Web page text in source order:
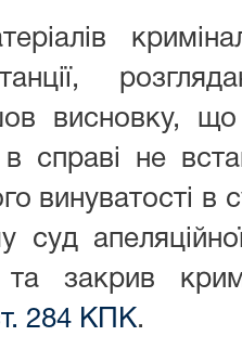
висновку, що
справі не
винуватості в
суд
та закрив
284 КПК.